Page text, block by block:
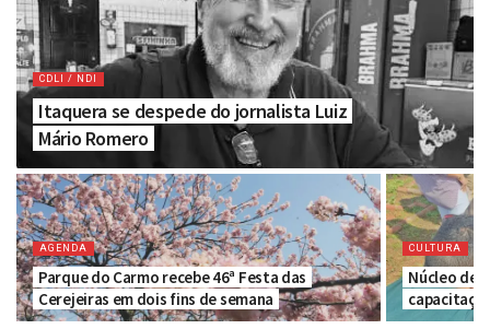
CDLI / NDI
Itaquera se despede do jornalista Luiz
Mário Romero
AGENDA
Parque do Carmo recebe 46ª Festa das
Cerejeiras em dois fins de semana
CULTURA
Núcleo de